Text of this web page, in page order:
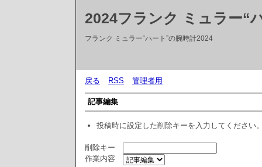
2024フランク ミュラー“
フランク ミュラー“ハート”の腕時計2024
戻る RSS 管理者用
記事編集
投稿時に設定した削除キーを入力してください
削除キー
作業内容